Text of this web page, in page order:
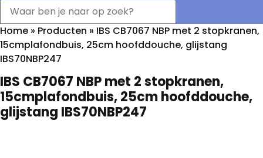
Home » Producten » IBS CB7067 NBP met 2 stopkranen,
15cmplafondbuis, 25cm hoofddouche, glijstang
IBS70NBP247
IBS CB7067 NBP met 2 stopkranen,
15cmplafondbuis, 25cm hoofddouche,
glijstang IBS70NBP247